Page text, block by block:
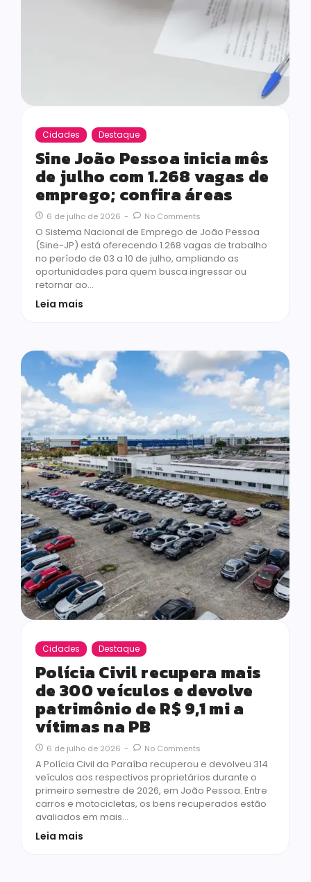
Cidades Destaque
Sine João Pessoa inicia mês
de julho com 1.268 vagas de
emprego; confira áreas
6 de julho de 2026 - No Comments
O Sistema Nacional de Emprego de João Pessoa
(Sine-JP) está oferecendo 1.268 vagas de trabalho
no período de 03 a 10 de julho, ampliando as
oportunidades para quem busca ingressar ou
retornar ao…
Leia mais
Cidades Destaque
Polícia Civil recupera mais
de 300 veículos e devolve
patrimônio de R$ 9,1 mi a
vítimas na PB
6 de julho de 2026 - No Comments
A Polícia Civil da Paraíba recuperou e devolveu 314
veículos aos respectivos proprietários durante o
primeiro semestre de 2026, em João Pessoa. Entre
carros e motocicletas, os bens recuperados estão
avaliados em mais…
Leia mais